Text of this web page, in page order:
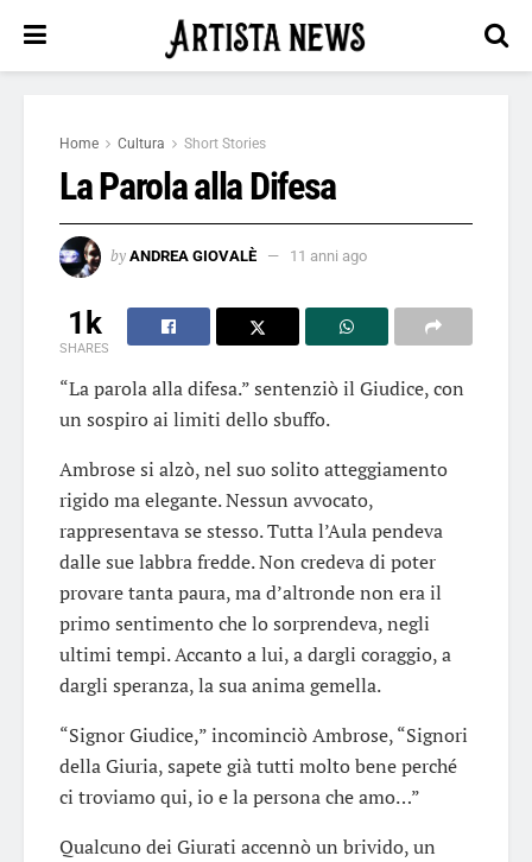
Home Cultura Short Stories
La Parola alla Difesa
by ANDREA GIOVALÈ 11 anni ago
1k
SHARES
“La parola alla difesa.” sentenziò il Giudice, con
un sospiro ai limiti dello sbuffo.
Ambrose si alzò, nel suo solito atteggiamento
rigido ma elegante. Nessun avvocato,
rappresentava se stesso. Tutta l’Aula pendeva
dalle sue labbra fredde. Non credeva di poter
provare tanta paura, ma d’altronde non era il
primo sentimento che lo sorprendeva, negli
ultimi tempi. Accanto a lui, a dargli coraggio, a
dargli speranza, la sua anima gemella.
“Signor Giudice,” incominciò Ambrose, “Signori
della Giuria, sapete già tutti molto bene perché
ci troviamo qui, io e la persona che amo…”
Qualcuno dei Giurati accennò un brivido, un